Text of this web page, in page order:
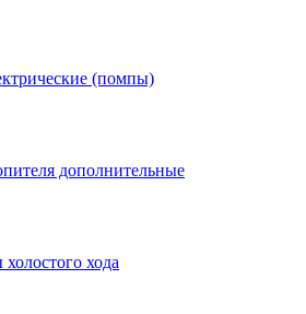
(помпы)
дополнительные
холостого хода